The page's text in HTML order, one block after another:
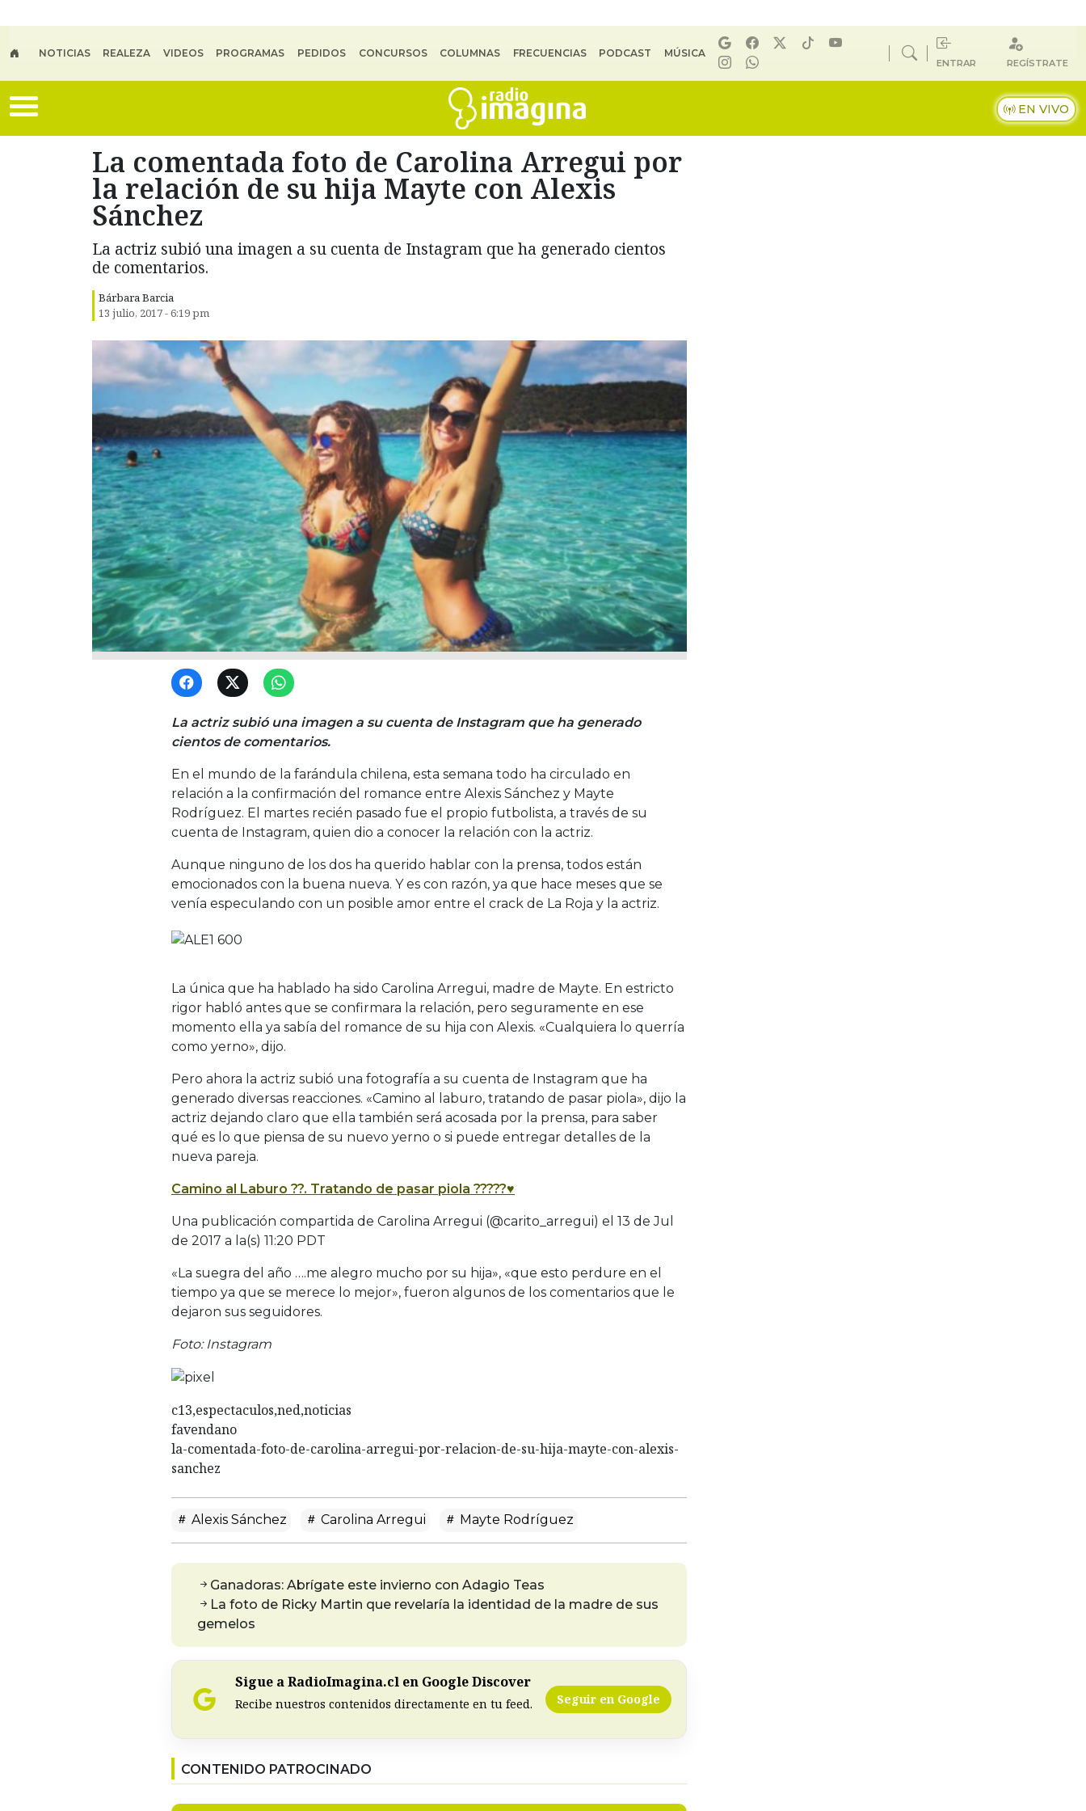
NOTICIAS REALEZA VIDEOS PROGRAMAS PEDIDOS CONCURSOS COLUMNAS FRECUENCIAS PODCAST MÚSICA
ENTRAR REGÍSTRATE
EN VIVO
La comentada foto de Carolina Arregui por
la relación de su hija Mayte con Alexis
Sánchez
La actriz subió una imagen a su cuenta de Instagram que ha generado cientos
de comentarios.
Bárbara Barcia
13 julio, 2017 - 6:19 pm
La actriz subió una imagen a su cuenta de Instagram que ha generado
cientos de comentarios.
En el mundo de la farándula chilena, esta semana todo ha circulado en
relación a la confirmación del romance entre Alexis Sánchez y Mayte
Rodríguez. El martes recién pasado fue el propio futbolista, a través de su
cuenta de Instagram, quien dio a conocer la relación con la actriz.
Aunque ninguno de los dos ha querido hablar con la prensa, todos están
emocionados con la buena nueva. Y es con razón, ya que hace meses que se
venía especulando con un posible amor entre el crack de La Roja y la actriz.
La única que ha hablado ha sido Carolina Arregui, madre de Mayte. En estricto
rigor habló antes que se confirmara la relación, pero seguramente en ese
momento ella ya sabía del romance de su hija con Alexis. «Cualquiera lo querría
como yerno», dijo.
Pero ahora la actriz subió una fotografía a su cuenta de Instagram que ha
generado diversas reacciones. «Camino al laburo, tratando de pasar piola», dijo la
actriz dejando claro que ella también será acosada por la prensa, para saber
qué es lo que piensa de su nuevo yerno o si puede entregar detalles de la
nueva pareja.
Camino al Laburo ??. Tratando de pasar piola ?????♥️
Una publicación compartida de Carolina Arregui (@carito_arregui) el 13 de Jul
de 2017 a la(s) 11:20 PDT
«La suegra del año ….me alegro mucho por su hija», «que esto perdure en el
tiempo ya que se merece lo mejor», fueron algunos de los comentarios que le
dejaron sus seguidores.
Foto: Instagram
c13,espectaculos,ned,noticias
favendano
la-comentada-foto-de-carolina-arregui-por-relacion-de-su-hija-mayte-con-alexis-
sanchez
Alexis Sánchez Carolina Arregui Mayte Rodríguez
Ganadoras: Abrígate este invierno con Adagio Teas
La foto de Ricky Martin que revelaría la identidad de la madre de sus
gemelos
Sigue a RadioImagina.cl en Google Discover
Recibe nuestros contenidos directamente en tu feed. Seguir en Google
CONTENIDO PATROCINADO